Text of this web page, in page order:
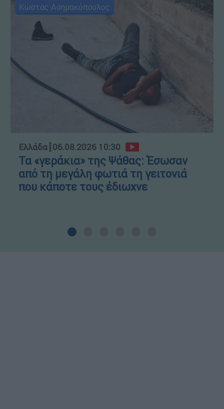
Κώστας Ασημακόπουλος
Ελλάδα┋06.08.2026 10:30
Τα «γεράκια» της Ψάθας: Έσωσαν
από τη μεγάλη φωτιά τη γειτονιά
που κάποτε τους έδιωχνε